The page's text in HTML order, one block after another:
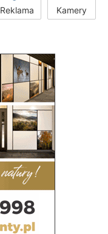
Reklama Kamery